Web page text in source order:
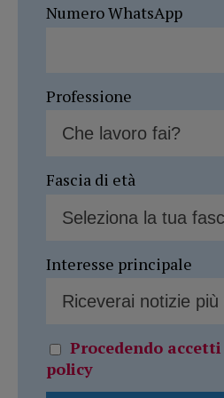
Numero WhatsApp
Professione
Fascia di età
Interesse principale
Procedendo
policy